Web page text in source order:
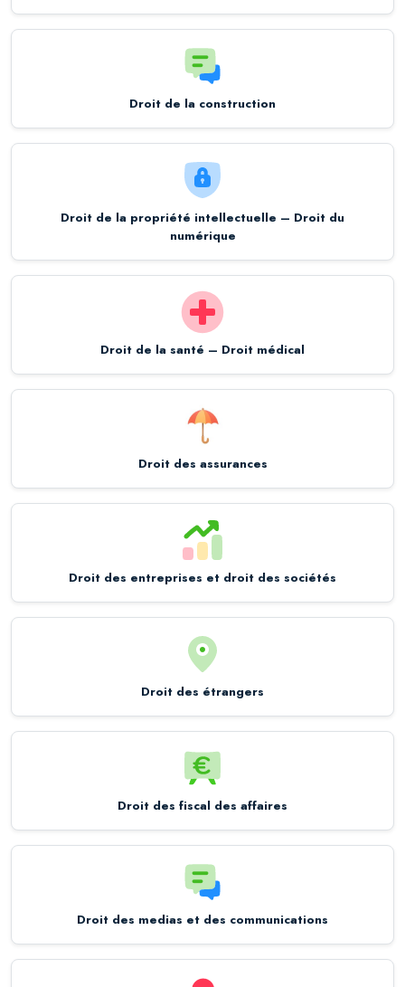
Droit de la construction
Droit de la propriété intellectuelle – Droit du
numérique
Droit de la santé – Droit médical
Droit des assurances
Droit des entreprises et droit des sociétés
Droit des étrangers
Droit des fiscal des affaires
Droit des medias et des communications